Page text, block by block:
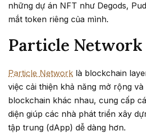
những dự án NFT như Degods,
mắt token riêng của mình.
Particle Network
Particle Network là blockchain
việc cải thiện khả năng mở rộng
blockchain khác nhau, cung cấp
diện giúp các nhà phát triển xây
tập trung (dApp) dễ dàng hơn.